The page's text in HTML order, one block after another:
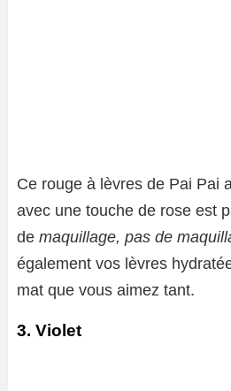
Ce rouge à lèvres de Pai Pai
avec une touche de rose est
de maquillage, pas de
également vos lèvres
mat que vous aimez tant.
3. Violet